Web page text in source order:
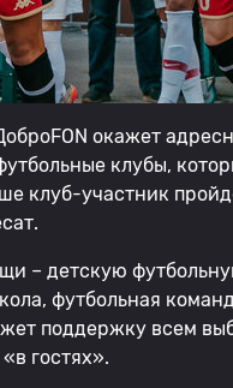
окажет
клубы,
клуб-участник
– детскую
футбольная
поддержку всем
гостях».